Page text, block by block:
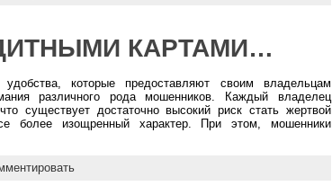
КАРТАМИ…
которые предоставляют своим владельцам
различного рода мошенников. Каждый владелец
существует достаточно высокий риск стать жертвой
более изощренный характер. При этом, мошенники